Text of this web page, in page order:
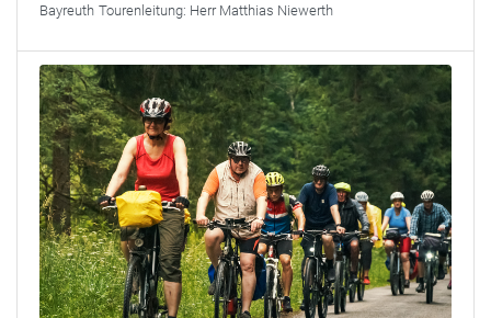
Bayreuth Tourenleitung: Herr Matthias Niewerth